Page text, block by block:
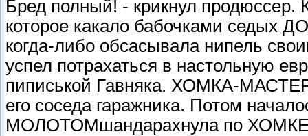
Бред полный! - крикнул продюссер.
которое какало бабочками седых
когда-либо обсасывала нипель
успел потрахаться в настольную
пиписькой Гавняка. ХОМКА-МАСТЕР
его соседа гаражника. Потом
МОЛОТОМшандарахнула по